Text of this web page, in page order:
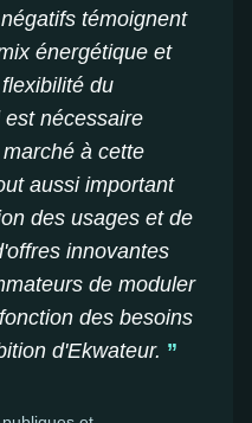
témoignent
énergétique et
du
nécessaire
à cette
aussi important
des usages et de
innovantes
de moduler
des besoins
d'Ekwateur.